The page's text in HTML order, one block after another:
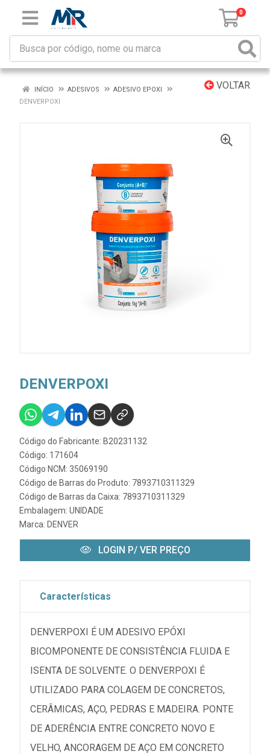
0
VOLTAR
INÍCIO ADESIVOS
ADESIVO EPOXI
DENVERPOXI
DENVERPOXI
Código do Fabricante: B20231132
Código: 171604
Código NCM: 35069190
Código de Barras do Produto: 7893710311329
Código de Barras da Caixa: 7893710311329
Embalagem: UNIDADE
Marca: DENVER
LOGIN P/ VER PREÇO
Características
DENVERPOXI É UM ADESIVO EPÓXI
BICOMPONENTE DE CONSISTÊNCIA FLUIDA E
ISENTA DE SOLVENTE. O DENVERPOXI É
UTILIZADO PARA COLAGEM DE CONCRETOS,
CERÂMICAS, AÇO, PEDRAS E MADEIRA. PONTE
DE ADERÊNCIA ENTRE CONCRETO NOVO E
VELHO, ANCORAGEM DE AÇO EM CONCRETO